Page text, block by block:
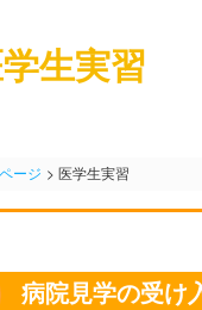
生実習
ージ 医学生実習
病院見学の受け